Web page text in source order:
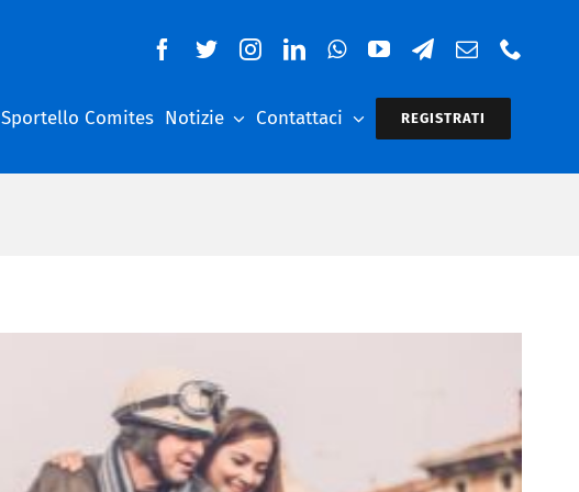
Sportello Comites Notizie Contattaci REGISTRATI